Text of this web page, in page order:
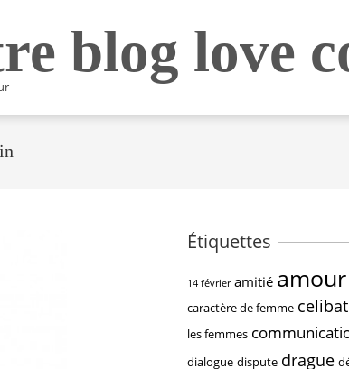
blog love
Étiquettes
14 février amitié amour
caractère de femme celibat
les femmes
dialogue dispute drague